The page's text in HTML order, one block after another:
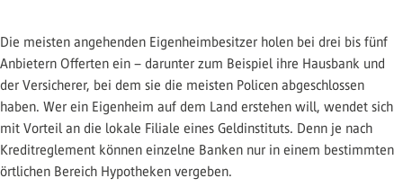
Die meisten angehenden Eigenheimbesitzer holen bei drei bis fünf
Anbietern Offerten ein – darunter zum Beispiel ihre Hausbank und
der Versicherer, bei dem sie die meisten Policen abgeschlossen
haben. Wer ein Eigenheim auf dem Land erstehen will, wendet sich
mit Vorteil an die lokale Filiale eines Geldinstituts. Denn je nach
Kreditreglement können einzelne Banken nur in einem bestimmten
örtlichen Bereich Hypotheken vergeben.